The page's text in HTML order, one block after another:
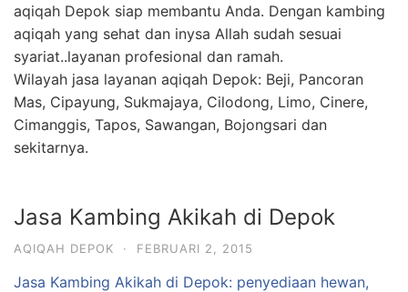
aqiqah Depok siap membantu Anda. Dengan kambing
aqiqah yang sehat dan inysa Allah sudah sesuai
syariat..layanan profesional dan ramah.
Wilayah jasa layanan aqiqah Depok: Beji, Pancoran
Mas, Cipayung, Sukmajaya, Cilodong, Limo, Cinere,
Cimanggis, Tapos, Sawangan, Bojongsari dan
sekitarnya.
Jasa Kambing Akikah di Depok
AQIQAH DEPOK · FEBRUARI 2, 2015
Jasa Kambing Akikah di Depok: penyediaan hewan,